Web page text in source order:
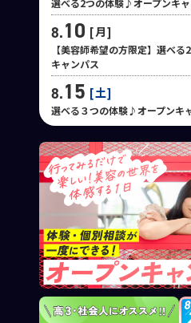
8.10 月
【美容師希望の方限定】選べ
キャンパス
8.15 土
選べる３つの体験♪オープンキ